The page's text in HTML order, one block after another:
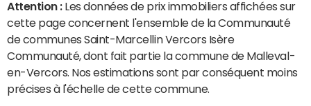
Attention : Les données de prix immobiliers affichées sur
cette page concernent l'ensemble de la Communauté
de communes Saint-Marcellin Vercors Isère
Communauté, dont fait partie la commune de Malleval-
en-Vercors. Nos estimations sont par conséquent moins
précises à l'échelle de cette commune.